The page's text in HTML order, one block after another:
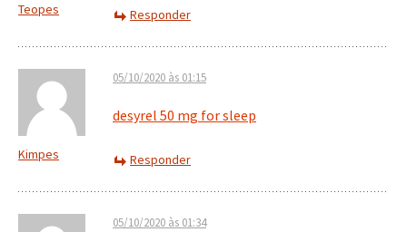
Teopes Responder
Kimpes
05/10/2020 às 01:15
desyrel 50 mg for sleep
Responder
05/10/2020 às 01:34